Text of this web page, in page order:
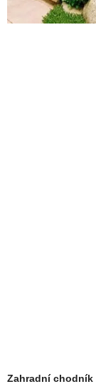
Zahradní chodník